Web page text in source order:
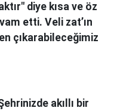
diye kısa ve öz
etti. Veli zat’ın
çıkarabileceğimiz
akıllı bir